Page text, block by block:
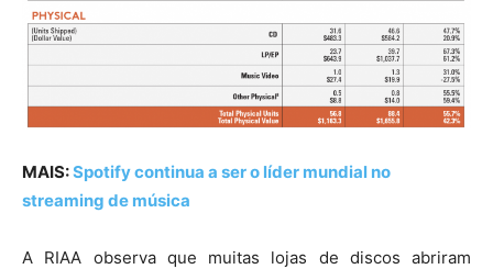
MAIS:Spotify continua a ser o líder mundial no
streaming de música
A RIAA observa que muitas lojas de discos abriram